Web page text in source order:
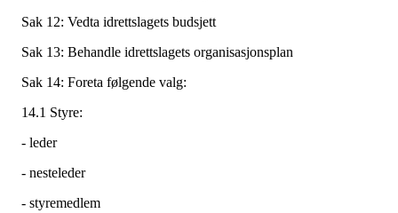
Sak 12: Vedta idrettslagets budsjett
Sak 13: Behandle idrettslagets organisasjonsplan
Sak 14: Foreta følgende valg:
14.1 Styre:
- leder
- nesteleder
- styremedlem